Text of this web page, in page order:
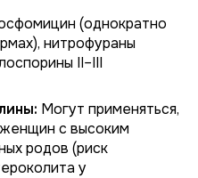
(однократно
нитрофураны
II–III
Могут применяться,
с высоким
родов (риск
у